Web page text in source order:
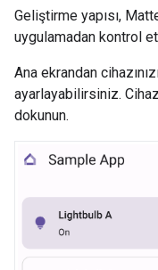
Geliştirme yapısı,
uygulamadan kontrol
Ana ekrandan
ayarlayabilirsiniz.
dokunun.